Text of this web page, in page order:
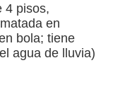
4 pisos,
en
bola; tiene
agua de lluvia)